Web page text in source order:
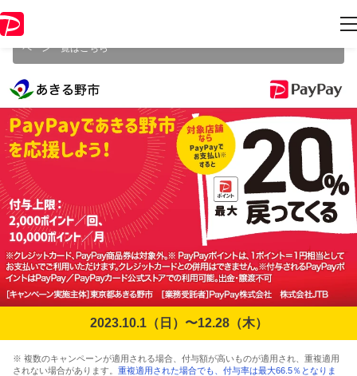
ジ内の情報はキャンペーン終了時点のものになります。
ペーン一覧はこちら
2023.10.1（日）〜12.28（木）
※ 複数のキャンペーンが適用される場合、付与額が高いものが適用され、重複適用
されない場合があります。 重複適用された場合でも、付与率は最大66.5％となりま